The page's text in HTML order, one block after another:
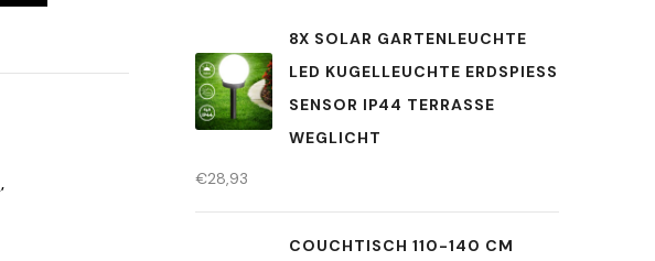
,
8X SOLAR GARTENLEUCHTE
LED KUGELLEUCHTE ERDSPIESS S
ENSOR IP44 TERRASSE W
EGLICHT
€28,93
COUCHTISCH 110-140 CM